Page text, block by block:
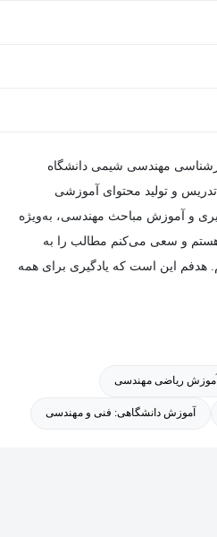
مهندسی شیمی دانشگاه
و تولید محتوای آموزشی
و آموزش مباحث مهندسی، به‌ویژه
و سعی می‌کنم مطالب را به
هدفم این است که یادگیری برای همه
ریاضی مهندسی
آموزش دانشگاهی: فنی و مهندسی